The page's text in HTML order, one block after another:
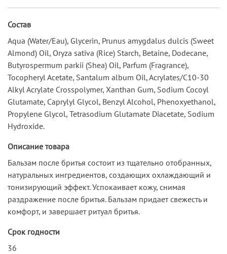
Состав
Aqua (Water/Eau), Glycerin, Prunus amygdalus dulcis (Sweet
Almond) Oil, Oryza sativa (Rice) Starch, Betaine, Dodecane,
Butyrospermum parkii (Shea) Oil, Parfum (Fragrance),
Tocopheryl Acetate, Santalum album Oil, Acrylates/C10-30
Alkyl Acrylate Crosspolymer, Xanthan Gum, Sodium Cocoyl
Glutamate, Caprylyl Glycol, Benzyl Alcohol, Phenoxyethanol,
Propylene Glycol, Tetrasodium Glutamate Diacetate, Sodium
Hydroxide.
Описание товара
Бальзам после бритья состоит из тщательно отобранных,
натуральных ингредиентов, создающих охлаждающий и
тонизирующий эффект. Успокаивает кожу, снимая
раздражение после бритья. Бальзам придает свежесть и
комфорт, и завершает ритуал бритья.
Срок годности
36